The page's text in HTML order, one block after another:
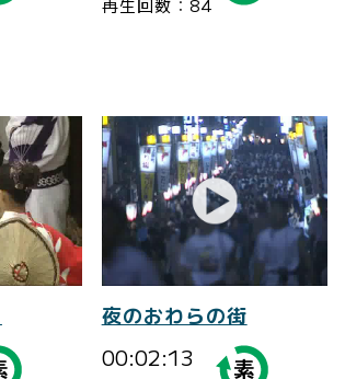
再生回数：84
夜のおわらの街
00:02:13